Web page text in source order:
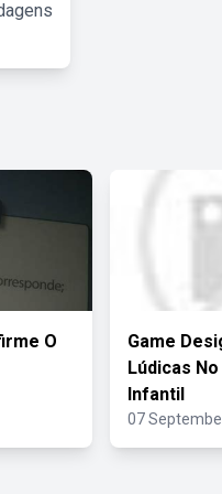
O
Game
Lúdicas
Infantil
07